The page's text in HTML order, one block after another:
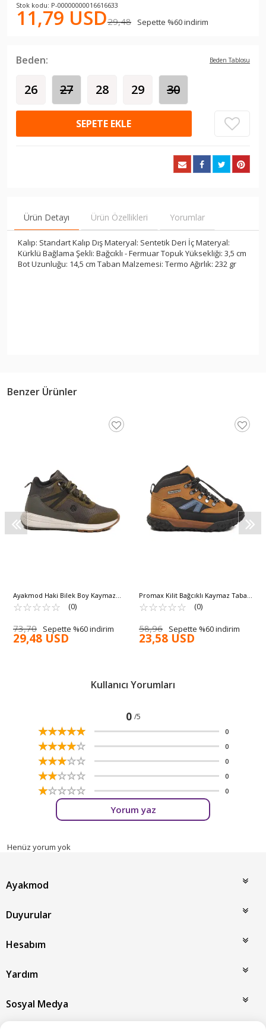
Stok kodu: P-00000000016616633
11,79 USD29,48 Sepette %60 indirim
Beden: Beden Tablosu
26 27 28 29 30
SEPETE EKLE
Ürün Detayı Ürün Özellikleri Yorumlar
Kalıp: Standart Kalıp Dış Materyal: Sentetik Deri İç Materyal:
Kürklü Bağlama Şekli: Bağcıklı - Fermuar Topuk Yüksekliği: 3,5 cm
Bot Uzunluğu: 14,5 cm Taban Malzemesi: Termo Ağırlık: 232 gr
Benzer Ürünler
Ayakmod Haki Bilek Boy Kaymaz
Bağcıklı Hafif Unisex Bot 2880 G
☆☆☆☆☆
★★★★★ (0)
73,70 Sepette %60 indirim
29,48 USD
Promax Kilit Bağcıklı Kaymaz Taban
Erkek Çocuk Bot 1977 F
☆☆☆☆☆
★★★★★ (0)
58,96 Sepette %60 indirim
23,58 USD
Kullanıcı Yorumları
0 /5
☆☆☆☆☆
★★★★★ 0
☆☆☆☆☆
★★★★★ 0
☆☆☆☆☆
★★★★★ 0
☆☆☆☆☆
★★★★★ 0
☆☆☆☆☆
★★★★★ 0
Yorum yaz
Henüz yorum yok
Ayakmod
Duyurular
Hesabım
Yardım
Sosyal Medya